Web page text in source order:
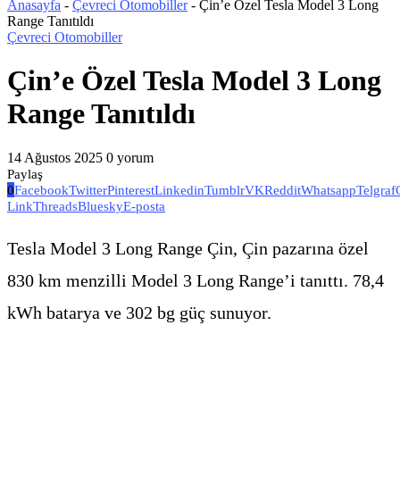
Anasayfa - Çevreci Otomobiller- Çin’e Özel Tesla Model 3 Long
Range Tanıtıldı
Çevreci Otomobiller
Çin’e Özel Tesla Model 3 Long
Range Tanıtıldı
14 Ağustos 2025 0 yorum
Paylaş
0FacebookTwitterPinterestLinkedinTumblrVKRedditWhatsappTelgraf
LinkThreadsBlueskyE-posta
Tesla Model 3 Long Range Çin, Çin pazarına özel
830 km menzilli Model 3 Long Range’i tanıttı. 78,4
kWh batarya ve 302 bg güç sunuyor.